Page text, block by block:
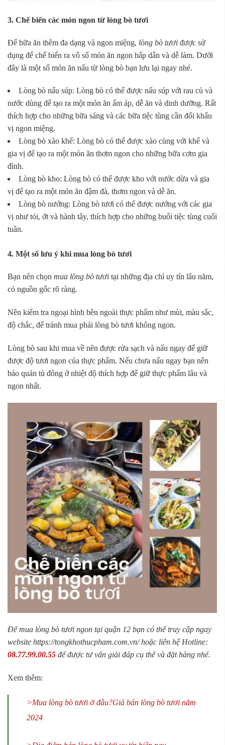
3. Chế biến các món ngon từ lòng bò tươi
Để bữa ăn thêm đa dạng và ngon miệng, lòng bò tươi được sử
dụng để chế biến ra vô số món ăn ngon hấp dẫn và dễ làm. Dưới
đây là một số món ăn nấu từ lòng bò bạn lưu lại ngay nhé.
Lòng bò nấu súp: Lòng bò có thể được nấu súp với rau củ và
nước dùng để tạo ra một món ăn ấm áp, dễ ăn và dinh dưỡng. Rất
thích hợp cho những bữa sáng và các bữa tiệc tùng cần đổi khẩu
vị ngon miệng.
Lòng bò xào khế: Lòng bò có thể được xào cùng với khế và
gia vị để tạo ra một món ăn thơm ngon cho những bữa cơm gia
đình.
Lòng bò kho: Lòng bò có thể được kho với nước dừa và gia
vị để tạo ra một món ăn đậm đà, thơm ngon và dễ ăn.
Lòng bò nướng: Lòng bò tươi có thể được nướng với các gia
vị như tỏi, ớt và hành tây, thích hợp cho những buổi tiệc tùng cuối
tuần.
4. Một số lưu ý khi mua lòng bò tươi
Bạn nên chọn mua lòng bò tươi tại những địa chỉ uy tín lâu năm,
có nguồn gốc rõ ràng.
Nên kiểm tra ngoại hình bên ngoài thực phẩm như mùi, màu sắc,
độ chắc, để tránh mua phải lòng bò tươi không ngon.
Lòng bò sau khi mua về nên được rửa sạch và nấu ngay để giữ
được độ tươi ngon của thực phẩm. Nếu chưa nấu ngay bạn nên
bảo quản tủ đông ở nhiệt độ thích hợp để giữ thực phẩm lâu và
ngon nhất.
Để mua lòng bò tươi ngon tại quận 12 bạn có thể truy cập ngay
website https://tongkhothucpham.com.vn/ hoặc liên hệ Hotline:
08.77.99.00.55 để được tư vấn giải đáp cụ thể và đặt hàng nhé.
Xem thêm:
>Mua lòng bò tươi ở đâu?Giá bán lòng bò tươi năm
2024